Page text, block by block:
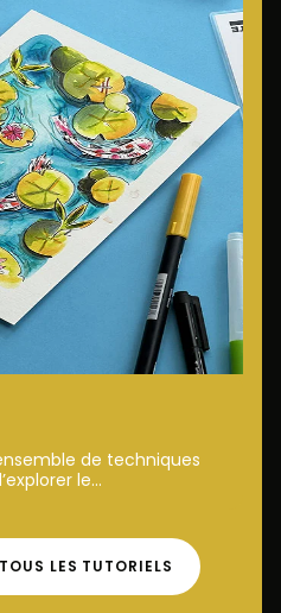
de techniques
le...
LES TUTORIELS